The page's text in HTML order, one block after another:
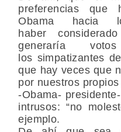
preferencias que
Obama hacia
haber
generaría
los simpatizantes
que hay veces que
por nuestros
-Obama-
intrusos: “no
ejemplo.